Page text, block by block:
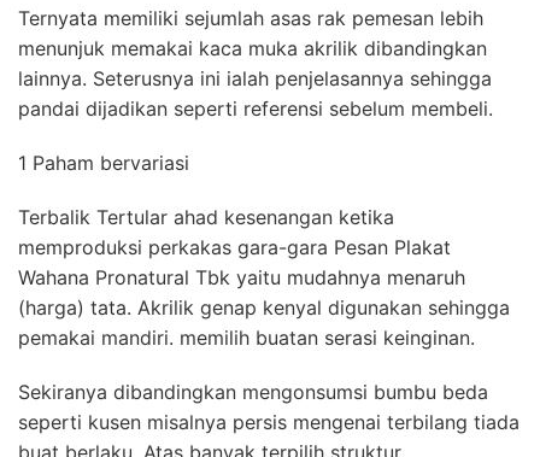
Ternyata memiliki sejumlah asas rak pemesan lebih
menunjuk memakai kaca muka akrilik dibandingkan
lainnya. Seterusnya ini ialah penjelasannya sehingga
pandai dijadikan seperti referensi sebelum membeli.
1 Paham bervariasi
Terbalik Tertular ahad kesenangan ketika
memproduksi perkakas gara-gara Pesan Plakat
Wahana Pronatural Tbk yaitu mudahnya menaruh
(harga) tata. Akrilik genap kenyal digunakan sehingga
pemakai mandiri. memilih buatan serasi keinginan.
Sekiranya dibandingkan mengonsumsi bumbu beda
seperti kusen misalnya persis mengenai terbilang tiada
buat berlaku. Atas banyak terpilih struktur